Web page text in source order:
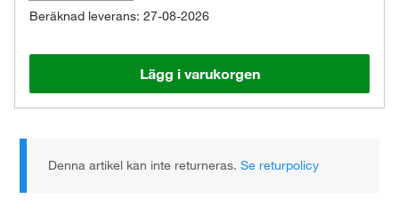
Beräknad leverans: 27-08-2026
Lägg i varukorgen
Denna artikel kan inte returneras.Se returpolicy